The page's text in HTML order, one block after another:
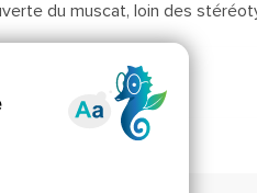
du muscat, loin des
salles